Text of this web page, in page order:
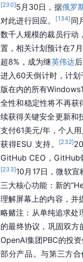
[230]5月30日，据俄罗
对此进行回应。
[134] 同
数千人规模的裁员行动
置，相关计划预计在7
超8%，成为继英伟达
进入60天倒计时，计
版在内的所有
全性和稳定性将不再获
续获得关键安全更新和
支付61美元/年，个人
获得ESU 支持。
[232]
GitHub CEO，GitHub
[233]10月17日，微软
三大核心功能：新的
理解屏幕上的内容，并
略赌注：从单纯追求处
的最终协议，巩固双
OpenAI集团PBC的投
部分产品。与第三方